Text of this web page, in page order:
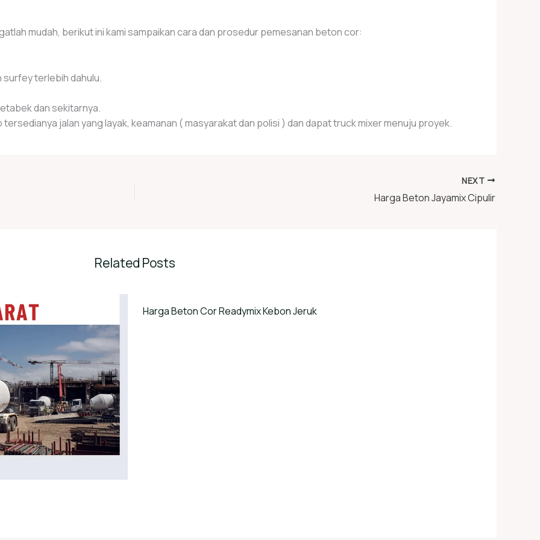
mudah, berikut ini kami sampaikan cara dan prosedur pemesanan beton cor:
surfey terlebih dahulu.
dan sekitarnya.
jalan yang layak, keamanan ( masyarakat dan polisi ) dan dapat truck mixer menuju proyek.
NEXT
Harga Beton Jayamix Cipulir
Related Posts
Harga Beton Cor Readymix Kebon Jeruk